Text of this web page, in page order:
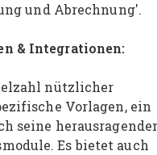
und Abrechnung'.
& Integrationen:
nützlicher
Vorlagen, ein
seine
Es bietet auch